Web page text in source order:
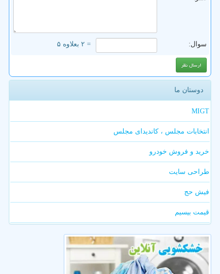
سوال: = ۲ بعلاوه ۵
دوستان ما
MIGT
انتخابات مجلس ، کاندیدای مجلس
خرید و فروش خودرو
طراحی سایت
فیش حج
قیمت بیسیم